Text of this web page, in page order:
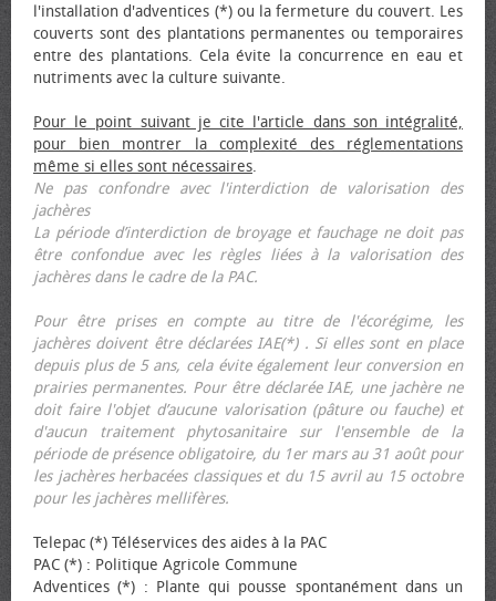
l'installation d'adventices (*) ou la fermeture du couvert. Les
couverts sont des plantations permanentes ou temporaires
entre des plantations. Cela évite la concurrence en eau et
nutriments avec la culture suivante.
Pour le point suivant je cite l'article dans son intégralité,
pour bien montrer la complexité des réglementations
même si elles sont nécessaires.
Ne pas confondre avec l'interdiction de valorisation des
jachères
La période d’interdiction de broyage et fauchage ne doit pas
être confondue avec les règles liées à la valorisation des
jachères dans le cadre de la PAC.
Pour être prises en compte au titre de l'écorégime, les
jachères doivent être déclarées IAE(*) . Si elles sont en place
depuis plus de 5 ans, cela évite également leur conversion en
prairies permanentes. Pour être déclarée IAE, une jachère ne
doit faire l'objet d’aucune valorisation (pâture ou fauche) et
d'aucun traitement phytosanitaire sur l'ensemble de la
période de présence obligatoire, du 1er mars au 31 août pour
les jachères herbacées classiques et du 15 avril au 15 octobre
pour les jachères mellifères.
Telepac (*) Téléservices des aides à la PAC
PAC (*) : Politique Agricole Commune
Adventices (*) : Plante qui pousse spontanément dans un